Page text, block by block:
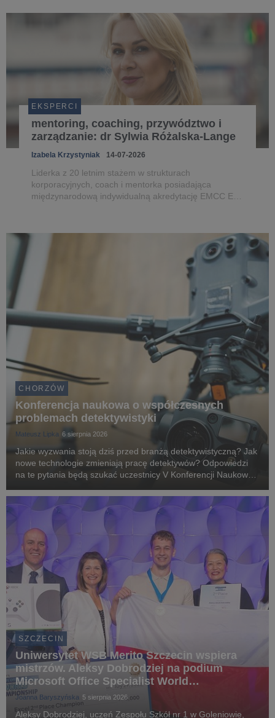
EKSPERCI
mentoring, coaching, przywództwo i
zarządzanie: dr Sylwia Różalska-Lange
Izabela Krzystyniak 14-07-2026
Liderka z 20 letnim stażem w strukturach
korporacyjnych, coach i mentorka posiadająca
międzynarodową indywidualną akredytację EMCC EIA
m.in. na Uniwersytecie WSB Merito War...
CHORZÓW
Konferencja naukowa o współczesnych
problemach detektywistyki
Mateusz Lipka 6 sierpnia 2026
Jakie wyzwania stoją dziś przed branżą detektywistyczną? Jak
nowe technologie zmieniają pracę detektywów? Odpowiedzi
na te pytania będą szukać uczestnicy V Konferencji Naukowej
odbędzie się w dniach 18-19 września na...
SZCZECIN
Uniwersytet WSB Merito Szczecin wspiera
mistrzów. Aleksy Dobrodziej na podium
Microsoft Office Specialist World
Championship 2026
Joanna Baryszyńska 5 sierpnia 2026
Aleksy Dobrodziej, uczeń Zespołu Szkół nr 1 w Goleniowie,